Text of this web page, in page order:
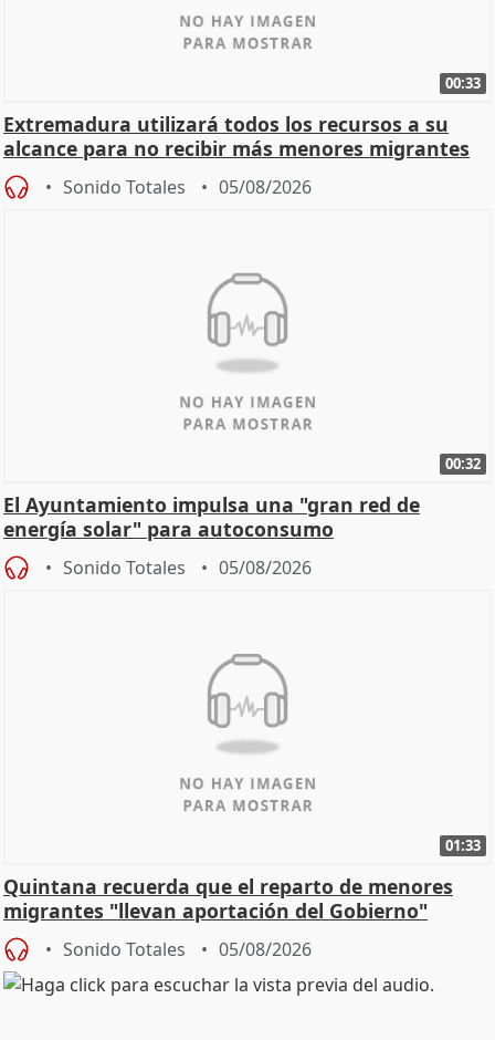
00:33
Extremadura utilizará todos los recursos a su
alcance para no recibir más menores migrantes
Sonido Totales 05/08/2026
00:32
El Ayuntamiento impulsa una "gran red de
energía solar" para autoconsumo
Sonido Totales 05/08/2026
01:33
Quintana recuerda que el reparto de menores
migrantes "llevan aportación del Gobierno"
central
Sonido Totales 05/08/2026